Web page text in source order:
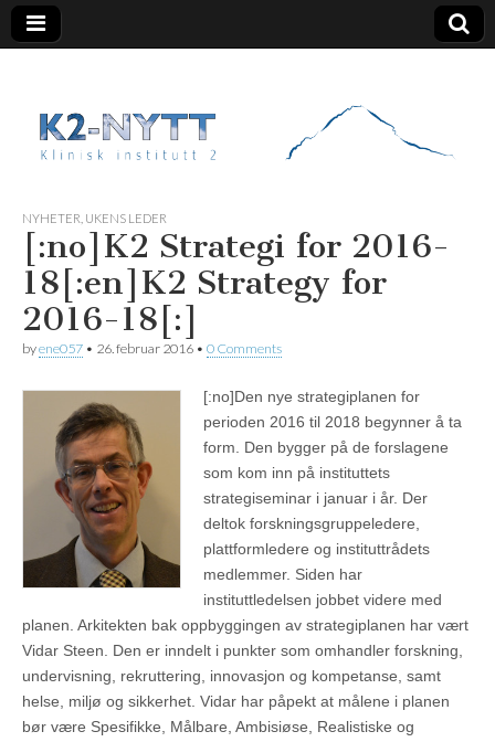
K2 Nytt
NYHETER UKENS LEDER
[:no]K2 Strategi for 2016-
18[:en]K2 Strategy for
2016-18[:]
byene057 • 26. februar 2016 • 0 Comments
[:no]Den nye strategiplanen for
perioden 2016 til 2018 begynner å ta
form. Den bygger på de forslagene
som kom inn på instituttets
strategiseminar i januar i år. Der
deltok forskningsgruppeledere,
plattformledere og instituttrådets
medlemmer. Siden har
instituttledelsen jobbet videre med
planen. Arkitekten bak oppbyggingen av strategiplanen har vært
Vidar Steen. Den er inndelt i punkter som omhandler forskning,
undervisning, rekruttering, innovasjon og kompetanse, samt
helse, miljø og sikkerhet. Vidar har påpekt at målene i planen
bør være Spesifikke, Målbare, Ambisiøse, Realistiske og